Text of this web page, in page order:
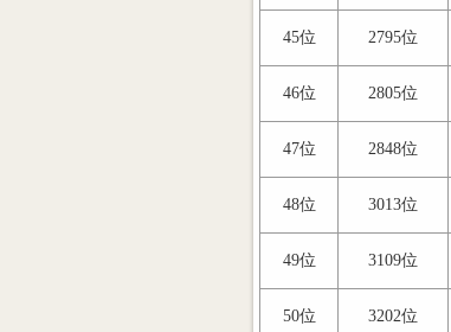
45位 2795位
46位 2805位
47位 2848位
48位 3013位
49位 3109位
50位 3202位